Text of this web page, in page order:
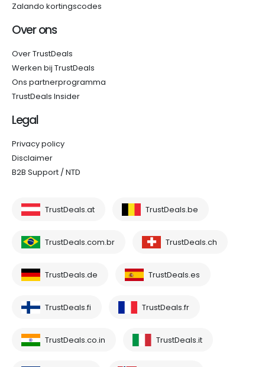
Zalando kortingscodes
Over ons
Over TrustDeals
Werken bij TrustDeals
Ons partnerprogramma
TrustDeals Insider
Legal
Privacy policy
Disclaimer
B2B Support / NTD
TrustDeals.at TrustDeals.be
TrustDeals.com.br TrustDeals.ch
TrustDeals.de TrustDeals.es
TrustDeals.fi TrustDeals.fr
TrustDeals.co.in TrustDeals.it